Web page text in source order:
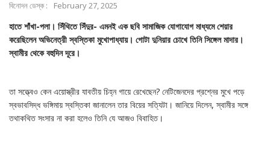
বিনোদন ডেস্ক : February 27, 2025
হাতে শাঁখা-পলা। সিঁথিতে সিঁদুর- এমনই এক ছবি সামাজিক যোগাযোগ মাধ্যমে শেয়ার
করেছিলেন অভিনেত্রী স্বস্তিকা মুখোপাধ্যায়। গোটা দুনিয়ার চোখে তিনি সিঙ্গেল মাদার।
স্বামীর থেকে বহুদিন দূরে।
তা সত্ত্বেও কেন এয়োস্ত্রীর যাবতীয় চিহ্ন গায়ে রেখেছেন? নেটিজেনদের প্রশ্নের মুখে পড়ে
স্বভাবসিদ্ধ ভঙ্গিমায় স্বস্তিকা জানালেন তার বিয়ের সত্যিটা। জানিয়ে দিলেন, স্বামীর সঙ্গে
তথাকথিত সংসার না করা হলেও তিনি যে আজও বিবাহিত।